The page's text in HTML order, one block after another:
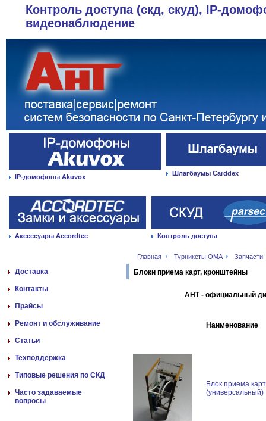
Контроль доступа (скд, скуд), IP-
видеонаблюдение
IP-домофоны Akuvox Шлагбаумы Carddex
Аксессуары Accordtec Контроль доступа
Главная Турникеты OMA Запчасти
Доставка
Контакты
Прайсы
Ремонт и обслуживание
Статьи
Техподдержка
Типовые решения по СКД
Часто задаваемые
вопросы
Блоки приема карт, кронштейны
АНТ - официальный
Наименование
Блок приема карт
(универсальный)